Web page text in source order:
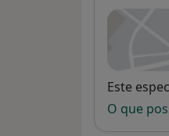
Este
O que